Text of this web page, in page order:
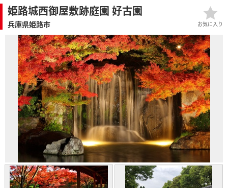
姫路城西御屋敷跡庭園 好古園
兵庫県姫路市 お気に入り